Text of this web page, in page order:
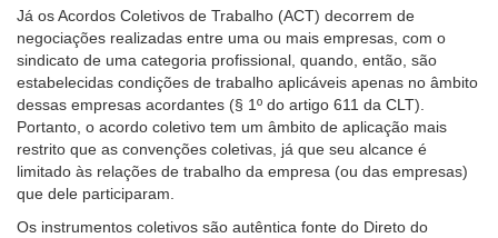
Já os Acordos Coletivos de Trabalho (ACT) decorrem de
negociações realizadas entre uma ou mais empresas, com o
sindicato de uma categoria profissional, quando, então, são
estabelecidas condições de trabalho aplicáveis apenas no âmbito
dessas empresas acordantes (§ 1º do artigo 611 da CLT).
Portanto, o acordo coletivo tem um âmbito de aplicação mais
restrito que as convenções coletivas, já que seu alcance é
limitado às relações de trabalho da empresa (ou das empresas)
que dele participaram.
Os instrumentos coletivos são autêntica fonte do Direto do